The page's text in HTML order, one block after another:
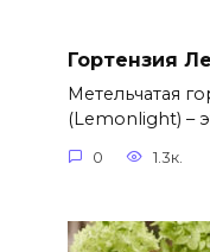
Гортензия
Метельчатая
(Lemonlight) –
0 1.3к.